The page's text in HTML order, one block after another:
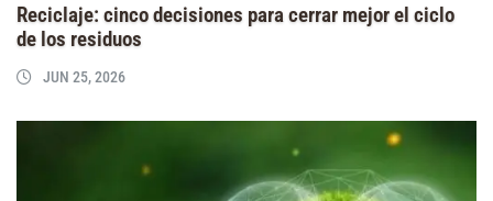
Reciclaje: cinco decisiones para cerrar mejor el ciclo
de los residuos
JUN 25, 2026